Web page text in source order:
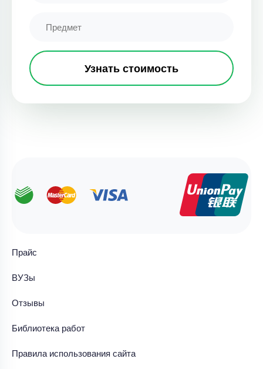
Узнать стоимость
Прайс
ВУЗы
Отзывы
Библиотека работ
Правила использования сайта